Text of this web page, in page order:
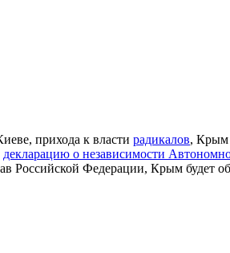
прихода к власти радикалов, Крым
декларацию о независимости
Российской Федерации, Крым будет